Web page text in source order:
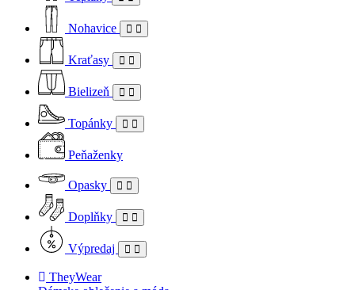
Nohavice
Kraťasy
Bielizeň
Topánky
Peňaženky
Opasky
Doplňky
Výpredaj
TheyWear